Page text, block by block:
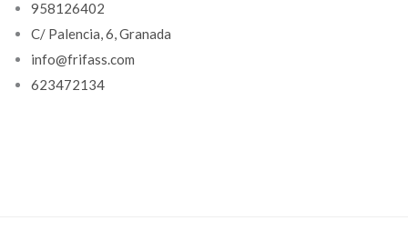
958126402
C/ Palencia, 6, Granada
info@frifass.com
623472134